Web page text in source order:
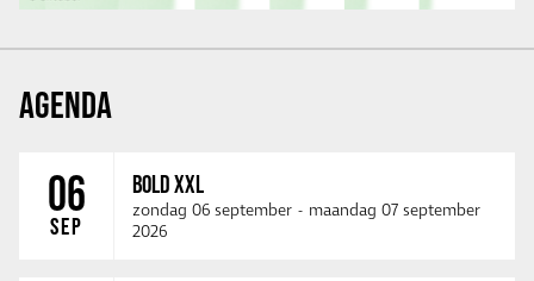
AGENDA
06
SEP
BOLD XXL
zondag 06 september - maandag 07 september
2026